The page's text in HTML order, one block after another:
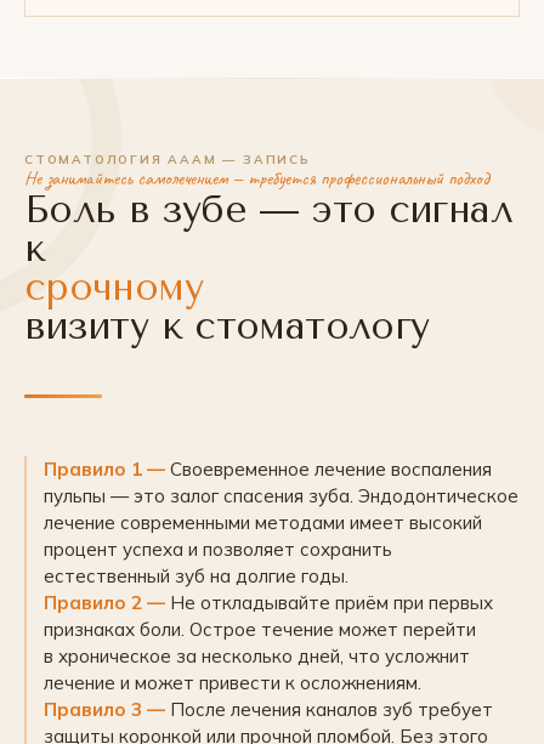
СТОМАТОЛОГИЯ АААМ — ЗАПИСЬ
Не занимайтесь самолечением — требуется профессиональный подход
Боль в зубе — это сигнал
к
срочному
визиту к стоматологу
Правило 1 — Своевременное лечение воспаления
пульпы — это залог спасения зуба. Эндодонтическое
лечение современными методами имеет высокий
процент успеха и позволяет сохранить
естественный зуб на долгие годы.
Правило 2 — Не откладывайте приём при первых
признаках боли. Острое течение может перейти
в хроническое за несколько дней, что усложнит
лечение и может привести к осложнениям.
Правило 3 — После лечения каналов зуб требует
защиты коронкой или прочной пломбой. Без этого